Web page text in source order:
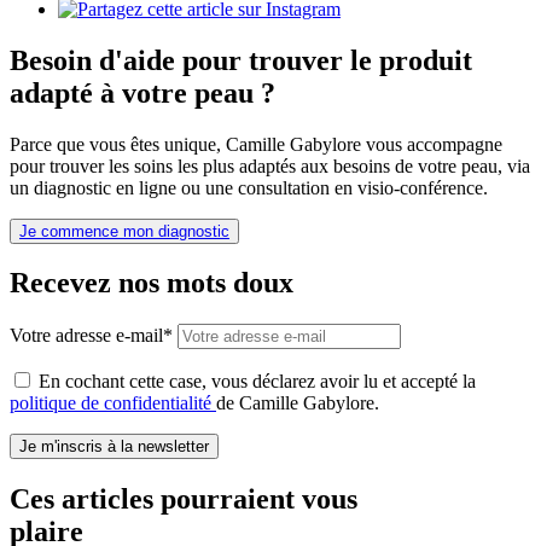
Besoin d'aide pour trouver le produit
adapté à votre peau ?
Parce que vous êtes unique, Camille Gabylore vous accompagne
pour trouver les soins les plus adaptés aux besoins de votre peau, via
un diagnostic en ligne ou une consultation en visio-conférence.
Je commence mon diagnostic
Recevez nos mots doux
Votre adresse e-mail*
En cochant cette case, vous déclarez avoir lu et accepté la
politique de confidentialité de Camille Gabylore.
Je m'inscris à la newsletter
Ces articles pourraient vous
plaire